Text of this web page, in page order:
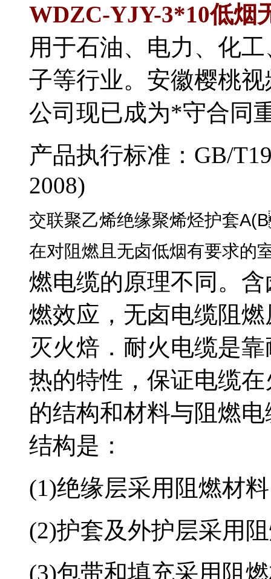
WDZC-YJY-3*10低烟
用于石油、电力、化工
子等行业。安徽樱
公司现已成为*守合同重
产品执行标准： GB/
2008)
交联聚乙烯绝缘聚烯烃护套
在对阻燃且无卤低烟有要求的室
燃电缆的原理不同
燃效应，无卤电缆
灭火焙．耐火电缆是靠
热的特性，保证电缆
的结构和材料与阻燃电
结构是：
(1)绝缘层采用阻燃材料
(2)护套及外护层采用阻
(3)包带和填充采用阻燃材